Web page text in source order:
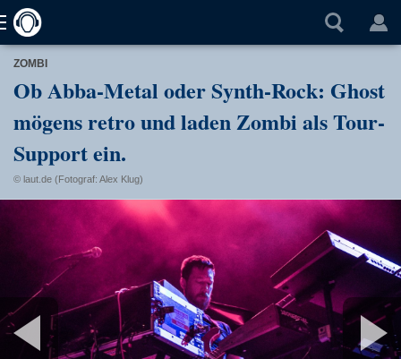
ZOMBI
Ob Abba-Metal oder Synth-Rock: Ghost
mögens retro und laden Zombi als Tour-
Support ein.
© laut.de (Fotograf: Alex Klug)